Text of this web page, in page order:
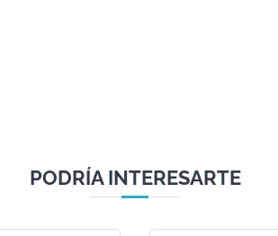
PODRÍA INTERESARTE